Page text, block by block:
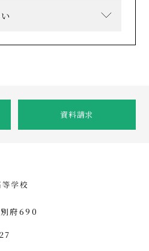
資料請求
府690